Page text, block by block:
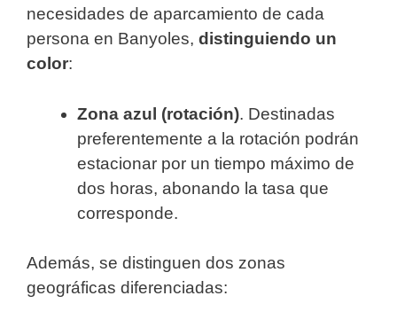
necesidades de aparcamiento de cada
persona en Banyoles, distinguiendo un
color:
Zona azul (rotación). Destinadas
preferentemente a la rotación podrán
estacionar por un tiempo máximo de
dos horas, abonando la tasa que
corresponde.
Además, se distinguen dos zonas
geográficas diferenciadas: